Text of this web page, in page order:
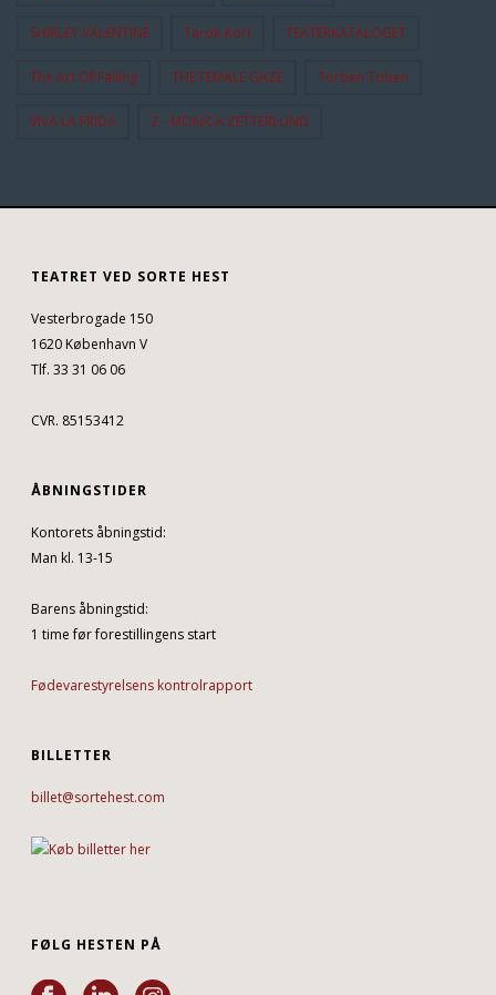
SHIRLEY VALENTINE Tarok-Kort TEATERKATALOGET
The Art Of Falling THE FEMALE GAZE Torben Toben
VIVA LA FRIDA Z - MONICA ZETTERLUND
TEATRET VED SORTE HEST
Vesterbrogade 150
1620 København V
Tlf. 33 31 06 06
CVR. 85153412
ÅBNINGSTIDER
Kontorets åbningstid:
Man kl. 13-15
Barens åbningstid:
1 time før forestillingens start
Fødevarestyrelsens kontrolrapport
BILLETTER
billet@sortehest.com
FØLG HESTEN PÅ